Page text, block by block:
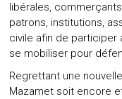
libérales,
patrons, institutions,
civile afin de participer
se mobiliser pour
Regrettant une
Mazamet soit encore